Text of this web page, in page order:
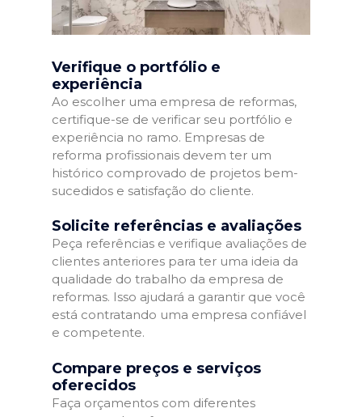
Verifique o portfólio e
experiência
Ao escolher uma empresa de reformas,
certifique-se de verificar seu portfólio e
experiência no ramo. Empresas de
reforma profissionais devem ter um
histórico comprovado de projetos bem-
sucedidos e satisfação do cliente.
Solicite referências e avaliações
Peça referências e verifique avaliações de
clientes anteriores para ter uma ideia da
qualidade do trabalho da empresa de
reformas. Isso ajudará a garantir que você
está contratando uma empresa confiável
e competente.
Compare preços e serviços
oferecidos
Faça orçamentos com diferentes